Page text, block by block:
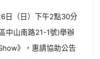
日（日）下午2點30分
中山南路21-1號)舉辦
》，惠請協助公告